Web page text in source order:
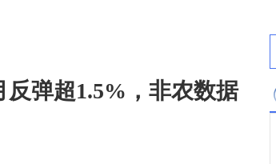
反弹超1.5%，非农数据